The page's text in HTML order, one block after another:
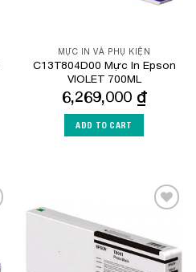
MỰC IN VÀ PHỤ KIỆN
C13T804D00 Mực In Epson
VIOLET 700ML
6,269,000 ₫
ADD TO CART